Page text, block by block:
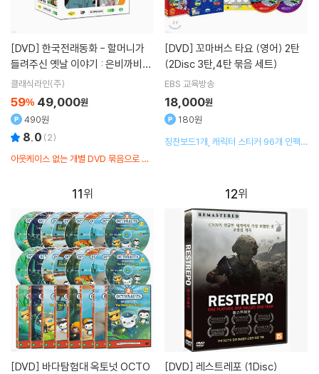
[DVD]
들려주신 옛날 이야기 : 은비까비의
옛날옛적에 전편 세트 (26 Episod
es)
클래식라인(주)
아웃케이스 없는 개별 DVD 묶음으로 발
59% 49,000원
490원
8.0 (2)
[DVD]
(2Disc 3탄,4탄 묶음 세트)
EBS 교육방송
18,000원
180원
칭찬보드1개, 캐릭터 스티커 96개 인팩
11
[DVD]
12
[DVD] 레스트레포 (1Disc)